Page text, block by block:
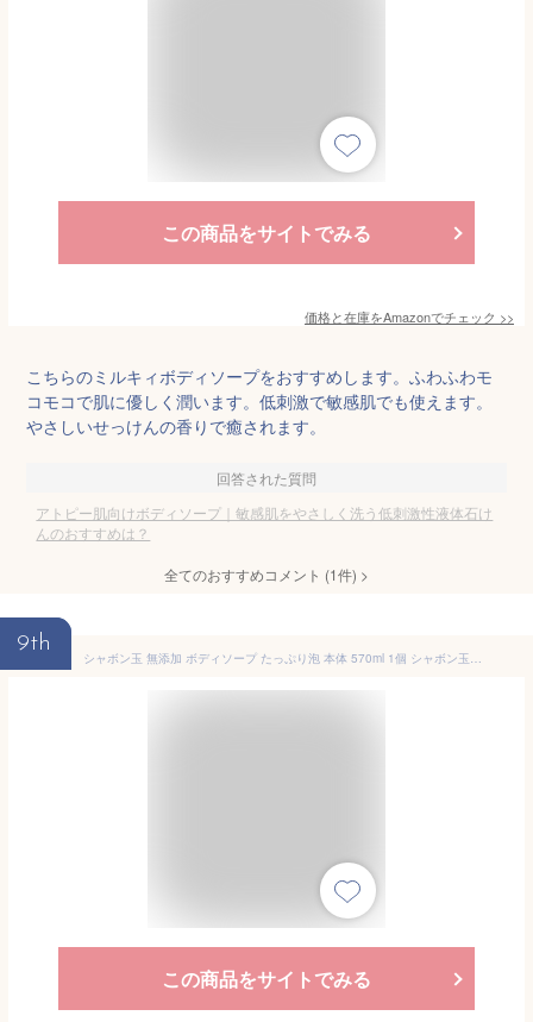
この商品をサイトでみる
価格と在庫をAmazonでチェック >>
こちらのミルキィボディソープをおすすめします。ふわふわモ
コモコで肌に優しく潤います。低刺激で敏感肌でも使えます。
やさしいせっけんの香りで癒されます。
回答された質問
アトピー肌向けボディソープ｜敏感肌をやさしく洗う低刺激性液体石け
んのおすすめは？
全てのおすすめコメント (1件) >
9th
シャボン玉 無添加 ボディソープ たっぷり泡 本体 570ml 1個 シャボン玉販売 泡 無香料 無着色 敏感肌 乾燥肌 子供 高齢 石けん
この商品をサイトでみる